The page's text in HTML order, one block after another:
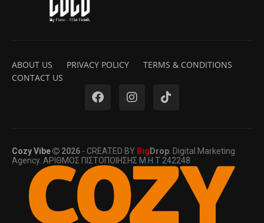
ABOUT US PRIVACY POLICY
TERMS & CONDITIONS
CONTACT US
Cozy Vibe 2026 - CREATED BY Big Drop . Digital Marketing
Agency. ΑΡΙΘΜΟΣ ΠΙΣΤΟΠΟΙΗΣΗΣ Μ.Η.Τ 242248